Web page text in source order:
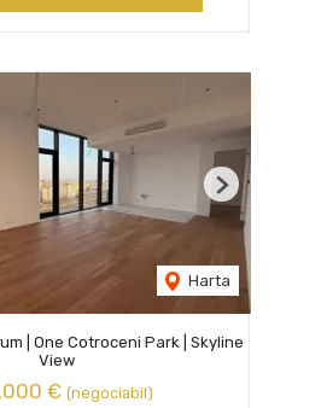
Harta
Next
| One Cotroceni Park | Skyline
View
€ (negociabil)